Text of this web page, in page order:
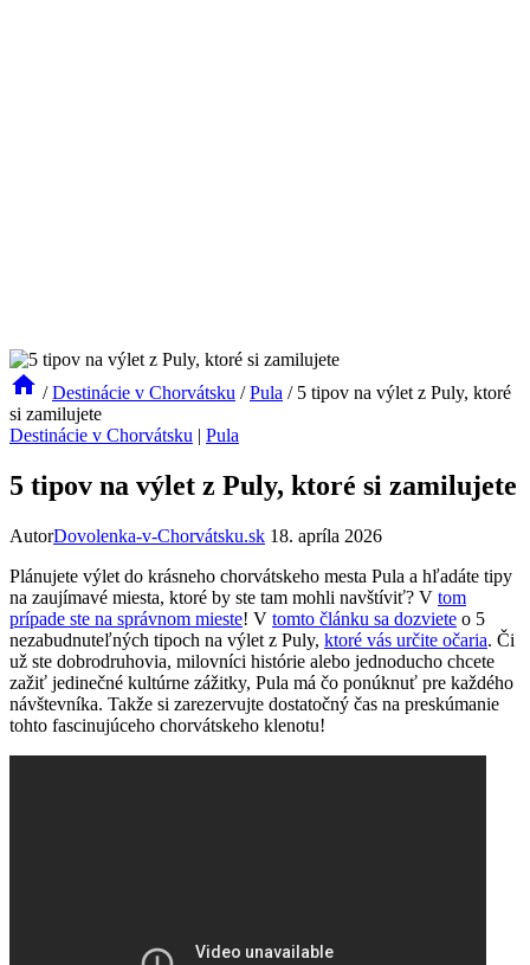
/ Destinácie v Chorvátsku / Pula / 5 tipov na výlet z Puly, ktoré
si zamilujete
Destinácie v Chorvátsku | Pula
5 tipov na výlet z Puly, ktoré si zamilujete
AutorDovolenka-v-Chorvátsku.sk 18. apríla 2026
Plánujete výlet do krásneho chorvátskeho mesta Pula a hľadáte tipy
na zaujímavé miesta, ktoré by ste tam mohli navštíviť? V tom
prípade ste na správnom mieste! V tomto článku sa dozviete o 5
nezabudnuteľných tipoch na výlet z Puly, ktoré vás určite očaria. Či
už ste dobrodruhovia, milovníci histórie alebo jednoducho chcete
zažiť jedinečné kultúrne zážitky, Pula má čo ponúknuť pre každého
návštevníka. Takže si zarezervujte dostatočný čas na preskúmanie
tohto fascinujúceho chorvátskeho klenotu!